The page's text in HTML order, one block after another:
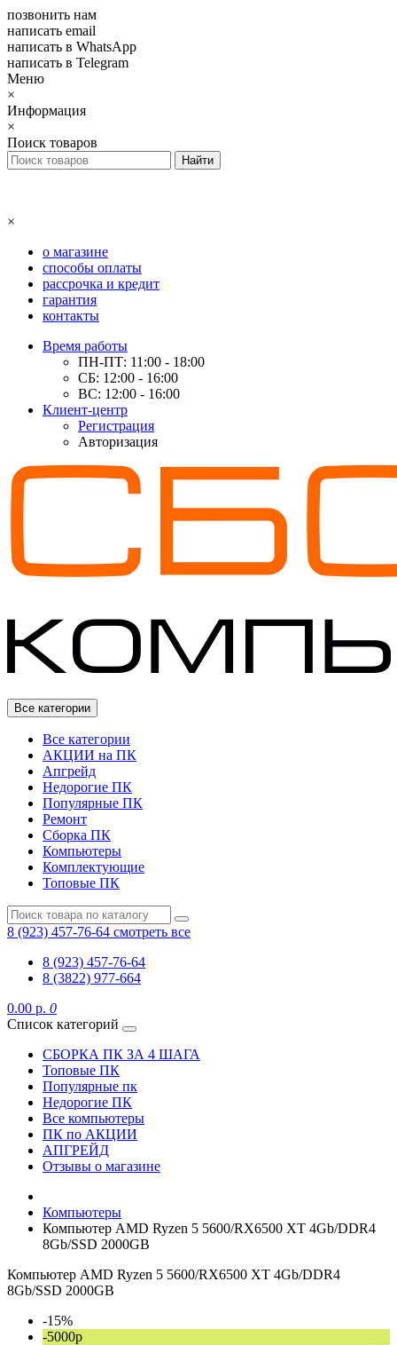
позвонить нам
написать email
написать в WhatsApp
написать в Telegram
Меню
×
Информация
×
Поиск товаров
×
о магазине
способы оплаты
рассрочка и кредит
гарантия
контакты
Время работы
ПН-ПТ: 11:00 - 18:00
СБ: 12:00 - 16:00
ВС: 12:00 - 16:00
Клиент-центр
Регистрация
Авторизация
Все категории
Все категории
АКЦИИ на ПК
Апгрейд
Недорогие ПК
Популярные ПК
Ремонт
Сборка ПК
Компьютеры
Комплектующие
Топовые ПК
8 (923) 457-76-64 смотреть все
8 (923) 457-76-64
8 (3822) 977-664
0.00 р. 0
Список категорий
СБОРКА ПК ЗА 4 ШАГА
Топовые ПК
Популярные пк
Недорогие ПК
Все компьютеры
ПК по АКЦИИ
АПГРЕЙД
Отзывы о магазине
Компьютеры
Компьютер AMD Ryzen 5 5600/RX6500 XT 4Gb/DDR4
8Gb/SSD 2000GB
Компьютер AMD Ryzen 5 5600/RX6500 XT 4Gb/DDR4
8Gb/SSD 2000GB
-15%
-5000р